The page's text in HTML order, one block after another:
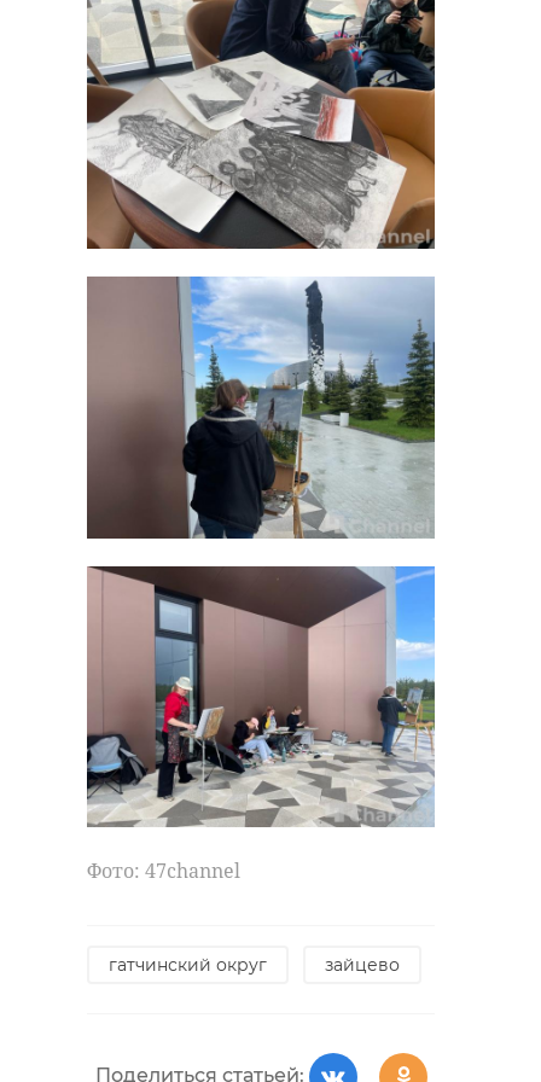
Фото: 47channel
гатчинский округ зайцево
Поделиться статьей: